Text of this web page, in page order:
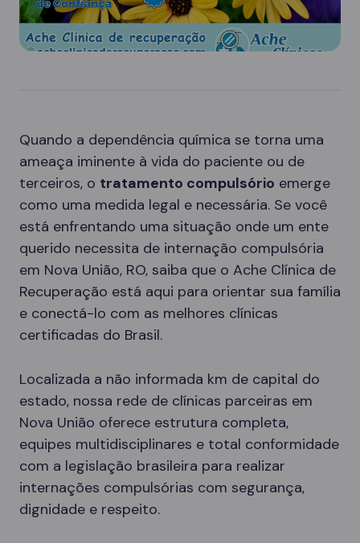
Quando a dependência química se torna uma
ameaça iminente à vida do paciente ou de
terceiros, o tratamento compulsório emerge
como uma medida legal e necessária. Se você
está enfrentando uma situação onde um ente
querido necessita de internação compulsória
em Nova União, RO, saiba que o Ache Clínica de
Recuperação está aqui para orientar sua família
e conectá-lo com as melhores clínicas
certificadas do Brasil.
Localizada a não informada km de capital do
estado, nossa rede de clínicas parceiras em
Nova União oferece estrutura completa,
equipes multidisciplinares e total conformidade
com a legislação brasileira para realizar
internações compulsórias com segurança,
dignidade e respeito.